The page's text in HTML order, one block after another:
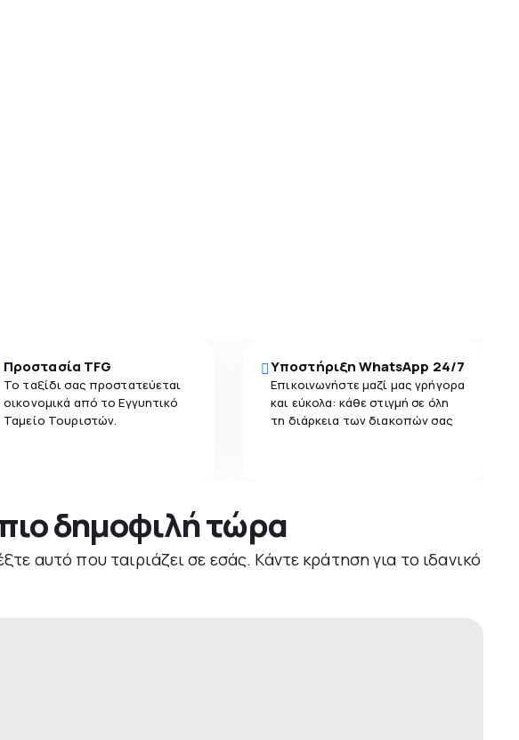
Προστασία TFG
Το ταξίδι σας προστατεύεται
οικονομικά από το Εγγυητικό
Ταμείο Τουριστών.
Υποστήριξη WhatsApp 24/7
Επικοινωνήστε μαζί μας γρήγορα
και εύκολα: κάθε στιγμή σε όλη
τη διάρκεια των διακοπών σας
πιο δημοφιλή τώρα
αυτό που ταιριάζει σε εσάς. Κάντε κράτηση για το ιδανικό